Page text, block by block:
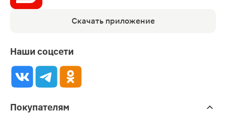
Скачать приложение
Наши соцсети
Покупателям